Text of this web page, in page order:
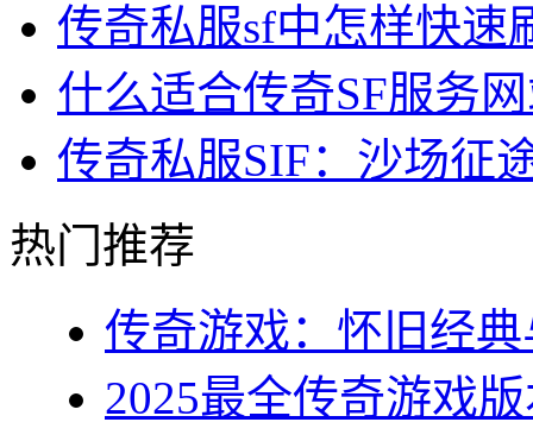
传奇私服sf中怎样快速
什么适合传奇SF服务
传奇私服SIF：沙场征
热门推荐
传奇游戏：怀旧经
2025最全传奇游戏